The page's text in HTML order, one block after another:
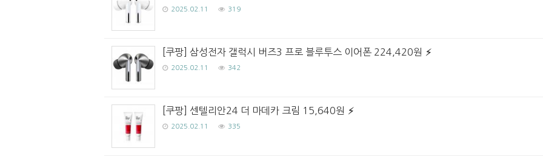
2025.02.11 319
[쿠팡] 삼성전자 갤럭시 버즈3 프로 블루투스 이어폰 224,420원
2025.02.11 342
[쿠팡] 센텔리안24 더 마데카 크림 15,640원
2025.02.11 335